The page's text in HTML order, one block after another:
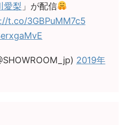
愛梨 」が配信
t.co/3GBPuMM7c5
2019年